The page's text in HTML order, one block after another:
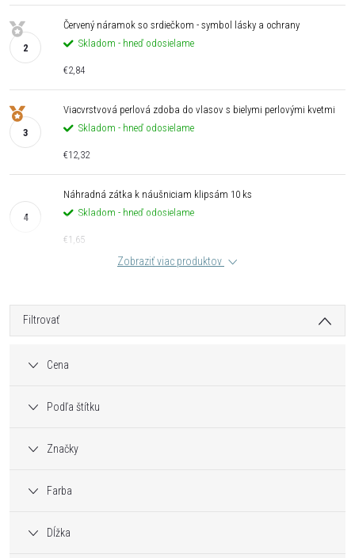
Červený náramok so srdiečkom - symbol lásky a ochrany
Skladom - hneď odosielame
€2,84
Viacvrstvová perlová zdoba do vlasov s bielymi perlovými kvetmi
Skladom - hneď odosielame
€12,32
Náhradná zátka k náušniciam klipsám 10 ks
Skladom - hneď odosielame
€1,65
Zobraziť viac produktov
Filtrovať
Cena
Podľa štítku
Značky
Farba
Dĺžka